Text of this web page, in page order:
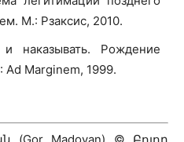
М.: Рзаксис, 2010.
наказывать. Рождение
Marginem, 1999.